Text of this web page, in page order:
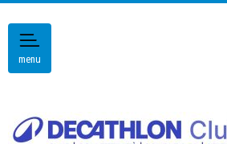
menu